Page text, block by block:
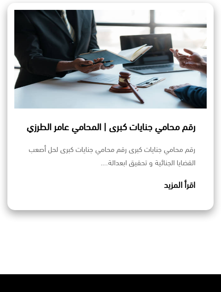
رقم محامي جنايات كبرى | المحامي عامر الطرزي
رقم محامي جنايات كبرى رقم محامي جنايات كبرى لحل أصعب
القضايا الجنائية و تحقيق ابعدالة.…
اقرأ المزيد